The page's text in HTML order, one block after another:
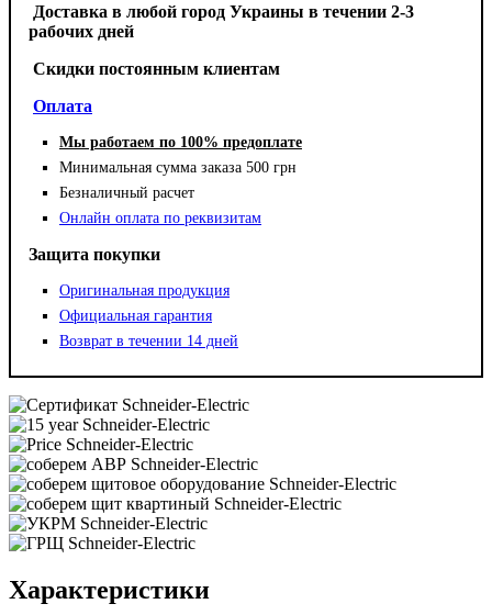
Доставка в любой город Украины в течении 2-3
рабочих дней
Cкидки постоянным клиентам
Оплата
Мы работаем по 100% предоплате
Минимальная сумма заказа 500 грн
Безналичный расчет
Онлайн оплата по реквизитам
Защита покупки
Оригинальная продукция
Официальная гарантия
Возврат в течении 14 дней
Характеристики